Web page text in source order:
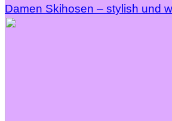
Damen Skihosen – stylish und